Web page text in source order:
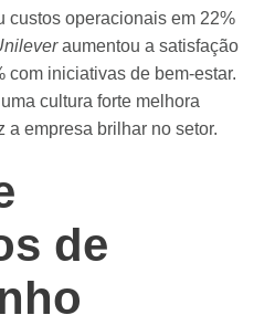
custos operacionais em 22%
aumentou a satisfação
com iniciativas de bem-estar.
cultura forte melhora
a empresa brilhar no setor.
de